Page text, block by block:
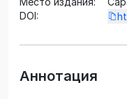
DOI:
Аннотация